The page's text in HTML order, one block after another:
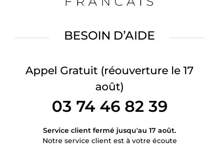
BESOIN D’AIDE
Appel Gratuit (réouverture le 17
août)
03 74 46 82 39
Service client fermé jusqu'au 17 août.
Notre service client est à votre écoute